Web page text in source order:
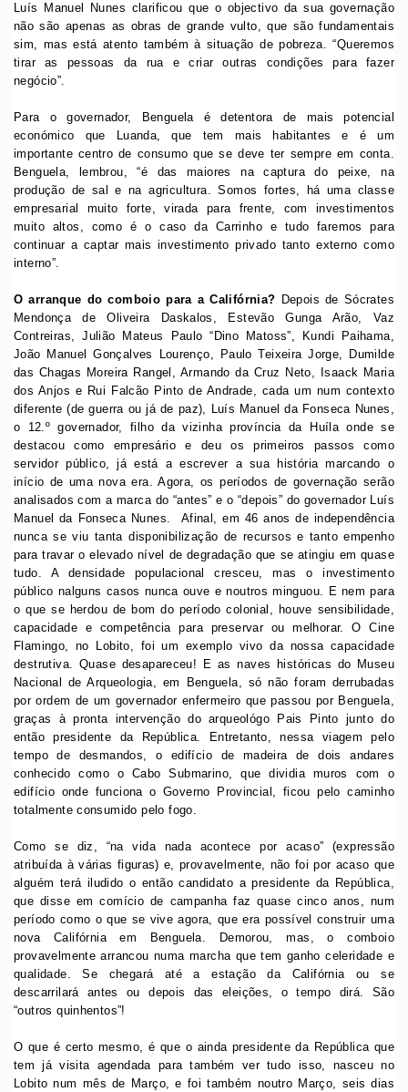
Luís Manuel Nunes clarificou que o objectivo da sua governação
não são apenas as obras de grande vulto, que são fundamentais
sim, mas está atento também à situação de pobreza. “Queremos
tirar as pessoas da rua e criar outras condições para fazer
negócio”.
Para o governador, Benguela é detentora de mais potencial
económico que Luanda, que tem mais habitantes e é um
importante centro de consumo que se deve ter sempre em conta.
Benguela, lembrou, “é das maiores na captura do peixe, na
produção de sal e na agricultura. Somos fortes, há uma classe
empresarial muito forte, virada para frente, com investimentos
muito altos, como é o caso da Carrinho e tudo faremos para
continuar a captar mais investimento privado tanto externo como
interno”.
O arranque do comboio para a Califórnia? Depois de Sócrates
Mendonça de Oliveira Daskalos, Estevão Gunga Arão, Vaz
Contreiras, Julião Mateus Paulo “Dino Matoss”, Kundi Paihama,
João Manuel Gonçalves Lourenço, Paulo Teixeira Jorge, Dumilde
das Chagas Moreira Rangel, Armando da Cruz Neto, Isaack Maria
dos Anjos e Rui Falcão Pinto de Andrade, cada um num contexto
diferente (de guerra ou já de paz), Luís Manuel da Fonseca Nunes,
o 12.º governador, filho da vizinha província da Huíla onde se
destacou como empresário e deu os primeiros passos como
servidor público, já está a escrever a sua história marcando o
início de uma nova era. Agora, os períodos de governação serão
analisados com a marca do “antes” e o “depois” do governador Luís
Manuel da Fonseca Nunes. Afinal, em 46 anos de independência
nunca se viu tanta disponibilização de recursos e tanto empenho
para travar o elevado nível de degradação que se atingiu em quase
tudo. A densidade populacional cresceu, mas o investimento
público nalguns casos nunca ouve e noutros minguou. E nem para
o que se herdou de bom do período colonial, houve sensibilidade,
capacidade e competência para preservar ou melhorar. O Cine
Flamingo, no Lobito, foi um exemplo vivo da nossa capacidade
destrutiva. Quase desapareceu! E as naves históricas do Museu
Nacional de Arqueologia, em Benguela, só não foram derrubadas
por ordem de um governador enfermeiro que passou por Benguela,
graças à pronta intervenção do arqueológo Pais Pinto junto do
então presidente da República. Entretanto, nessa viagem pelo
tempo de desmandos, o edifício de madeira de dois andares
conhecido como o Cabo Submarino, que dividia muros com o
edifício onde funciona o Governo Provincial, ficou pelo caminho
totalmente consumido pelo fogo.
Como se diz, “na vida nada acontece por acaso” (expressão
atribuída à várias figuras) e, provavelmente, não foi por acaso que
alguém terá iludido o então candidato a presidente da República,
que disse em comício de campanha faz quase cinco anos, num
período como o que se vive agora, que era possível construir uma
nova Califórnia em Benguela. Demorou, mas, o comboio
provavelmente arrancou numa marcha que tem ganho celeridade e
qualidade. Se chegará até a estação da Califórnia ou se
descarrilará antes ou depois das eleições, o tempo dirá. São
“outros quinhentos”!
O que é certo mesmo, é que o ainda presidente da República que
tem já visita agendada para também ver tudo isso, nasceu no
Lobito num mês de Março, e foi também noutro Março, seis dias